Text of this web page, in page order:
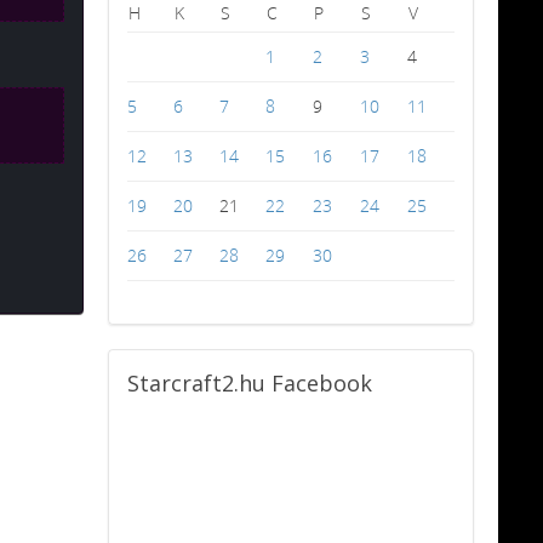
H
K S C P S
V
1
2 3 4
5 6 7 8 9 10 11
12 13 14 15 16 17 18
19 20 21 22 23 24 25
26 27 28 29 30
Starcraft2.hu Facebook